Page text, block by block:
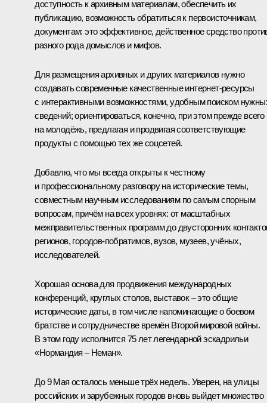
доступность к архивным материалам, обеспечить их
публикацию, возможность обратиться к первоисточникам,
документам: это эффективное, действенное средство
разного рода домыслов и мифов.
Для размещения архивных и других материалов нужно
создавать современные качественные интернет-ресурсы
с интерактивными возможностями, удобным поиском
сведений; ориентироваться, конечно, при этом прежде всего
на молодёжь, предлагая и продвигая соответствующие
продукты с помощью тех же соцсетей.
Добавлю, что мы всегда открыты к честному
и профессиональному разговору на исторические темы,
совместным научным исследованиям по самым спорным
вопросам, причём на всех уровнях: от масштабных
межправительственных программ до двусторонних
регионов, городов-побратимов, вузов, музеев, учёных,
исследователей.
Хорошая основа для продвижения международных
конференций, круглых столов, выставок – это общие
исторические даты, в том числе напоминающие о боевом
братстве и сотрудничестве времён Второй мировой войны.
В этом году исполнится 75 лет легендарной эскадрильи
«Нормандия – Неман».
До 9 Мая осталось меньше трёх недель. Уверен, на улицы
российских и зарубежных городов вновь выйдет множество